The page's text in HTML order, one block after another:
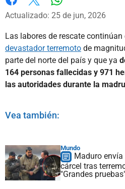
Facebook
X
Actualizado: 25 de jun, 2026
Las labores de rescate continúan
devastador terremoto de
parte del norte del país y que ya
164 personas fallecidas y 971
las autoridades durante la
Vea también:
Mundo
Maduro
cárcel tras
"Grandes